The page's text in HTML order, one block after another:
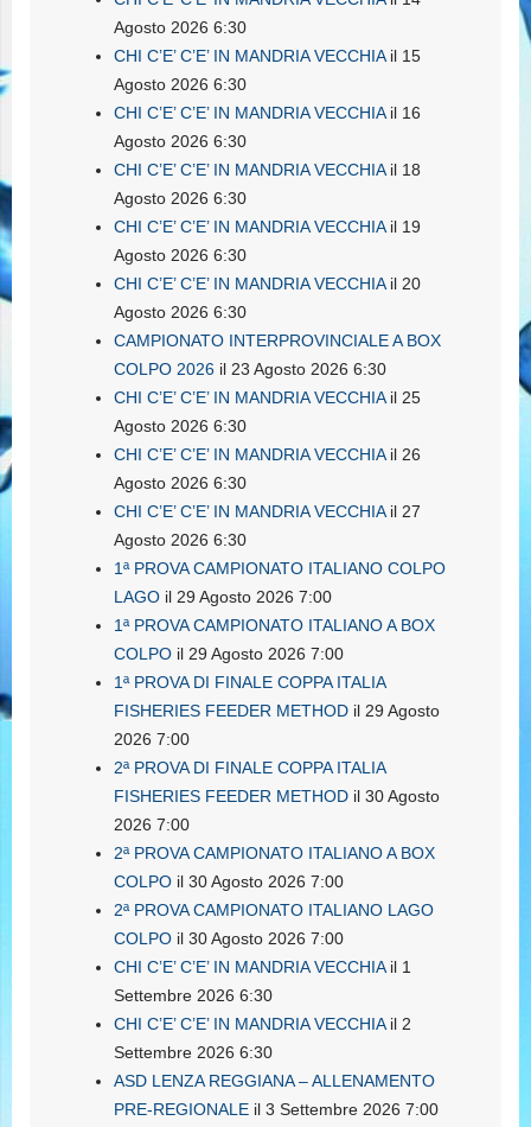
Agosto 2026 6:30
CHI C’E’ C’E’ IN MANDRIA VECCHIAil 15
Agosto 2026 6:30
CHI C’E’ C’E’ IN MANDRIA VECCHIAil 16
Agosto 2026 6:30
CHI C’E’ C’E’ IN MANDRIA VECCHIAil 18
Agosto 2026 6:30
CHI C’E’ C’E’ IN MANDRIA VECCHIAil 19
Agosto 2026 6:30
CHI C’E’ C’E’ IN MANDRIA VECCHIAil 20
Agosto 2026 6:30
CAMPIONATO INTERPROVINCIALE A BOX
COLPO 2026 il 23 Agosto 2026 6:30
CHI C’E’ C’E’ IN MANDRIA VECCHIAil 25
Agosto 2026 6:30
CHI C’E’ C’E’ IN MANDRIA VECCHIAil 26
Agosto 2026 6:30
CHI C’E’ C’E’ IN MANDRIA VECCHIAil 27
Agosto 2026 6:30
1ª PROVA CAMPIONATO ITALIANO COLPO
LAGO il 29 Agosto 2026 7:00
1ª PROVA CAMPIONATO ITALIANO A BOX
COLPO il 29 Agosto 2026 7:00
1ª PROVA DI FINALE COPPA ITALIA
FISHERIES FEEDER METHOD il 29 Agosto
2026 7:00
2ª PROVA DI FINALE COPPA ITALIA
FISHERIES FEEDER METHOD il 30 Agosto
2026 7:00
2ª PROVA CAMPIONATO ITALIANO A BOX
COLPO il 30 Agosto 2026 7:00
2ª PROVA CAMPIONATO ITALIANO LAGO
COLPO il 30 Agosto 2026 7:00
CHI C’E’ C’E’ IN MANDRIA VECCHIAil 1
Settembre 2026 6:30
CHI C’E’ C’E’ IN MANDRIA VECCHIAil 2
Settembre 2026 6:30
ASD LENZA REGGIANA – ALLENAMENTO
PRE-REGIONALE il 3 Settembre 2026 7:00